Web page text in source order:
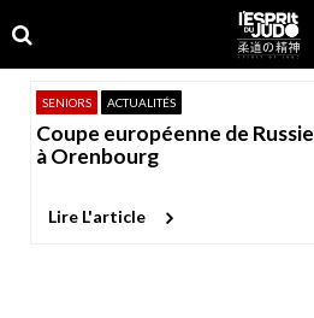
to
navigation
to
content
SENIORS ACTUALITÉS
Coupe européenne de
à Orenbourg
Lire L'article